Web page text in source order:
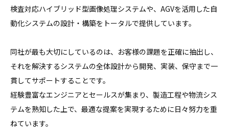
検査対応ハイブリッド型画像処理システムや、AGVを活用した自
動化システムの設計・構築をトータルで提供しています。
同社が最も大切にしているのは、お客様の課題を正確に抽出し、
それを解決するシステムの全体設計から開発、実装、保守まで一
貫してサポートすることです。
経験豊富なエンジニアとセールスが集まり、製造工程や物流シス
テムを熟知した上で、最適な提案を実現するために日々努力を重
ねています。